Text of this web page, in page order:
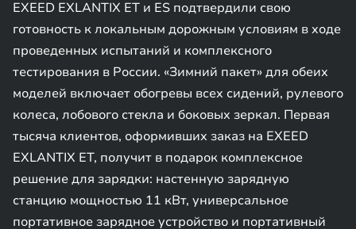
EXEED EXLANTIX ET и ES подтвердили свою
готовность к локальным дорожным условиям в ходе
проведенных испытаний и комплексного
тестирования в России. «Зимний пакет» для обеих
моделей включает обогревы всех сидений, рулевого
колеса, лобового стекла и боковых зеркал. Первая
тысяча клиентов, оформивших заказ на EXEED
EXLANTIX ET, получит в подарок комплексное
решение для зарядки: настенную зарядную
станцию мощностью 11 кВт, универсальное
портативное зарядное устройство и портативный